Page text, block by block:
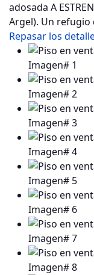
adosada A
Argel). Un refugio
Repasar los